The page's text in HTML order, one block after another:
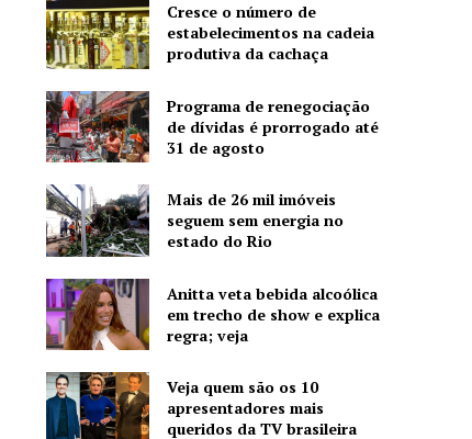
Website:
Cresce o número de
estabelecimentos na cadeia
produtiva da cachaça
Programa de renegociação
de dívidas é prorrogado até
31 de agosto
Mais de 26 mil imóveis
seguem sem energia no
estado do Rio
Anitta veta bebida alcoólica
em trecho de show e explica
regra; veja
Veja quem são os 10
apresentadores mais
queridos da TV brasileira